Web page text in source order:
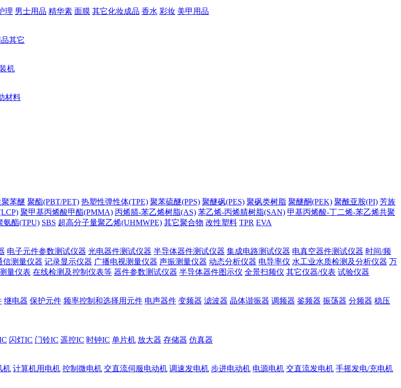
理 男士用品 精华素 面膜 其它化妆成品 香水 彩妆 美甲用品
其它
机
材料
苯醚 聚酯(PBT/PET) 热塑性弹性体(TPE) 聚苯硫醚(PPS) 聚醚砜(PES) 聚砜类树脂 聚醚酮(PEK) 聚酰亚胺(PI) 芳族
聚甲基丙烯酸甲酯(PMMA) 丙烯腈-苯乙烯树脂(AS) 苯乙烯-丙烯腈树脂(SAN) 甲基丙烯酸-丁二烯-苯乙烯共聚
氨酯(TPU) SBS 超高分子量聚乙烯(UHMWPE) 其它聚合物 改性塑料 TPR EVA
电子元件参数测试仪器 光电器件测试仪器 半导体器件测试仪器 集成电路测试仪器 电真空器件测试仪器 时间/频
信测量仪器 记录显示仪器 广播电视测量仪器 声振测量仪器 动态分析仪器 电导率仪 水工业水质检测及分析仪器 万
量仪表 在线检测及控制仪表等 器件参数测试仪器 半导体器件图示仪 全景扫频仪 其它仪器/仪表 试验仪器
继电器 保护元件 频率控制和选择用元件 电声器件 变频器 滤波器 晶体谐振器 调频器 鉴频器 振荡器 分频器 稳压
闪灯IC 门铃IC 遥控IC 时钟IC 单片机 放大器 存储器 仿真器
机 计算机用电机 控制微电机 交直流伺服电动机 调速发电机 步进电动机 电源电机 交直流发电机 手摇发电/充电机